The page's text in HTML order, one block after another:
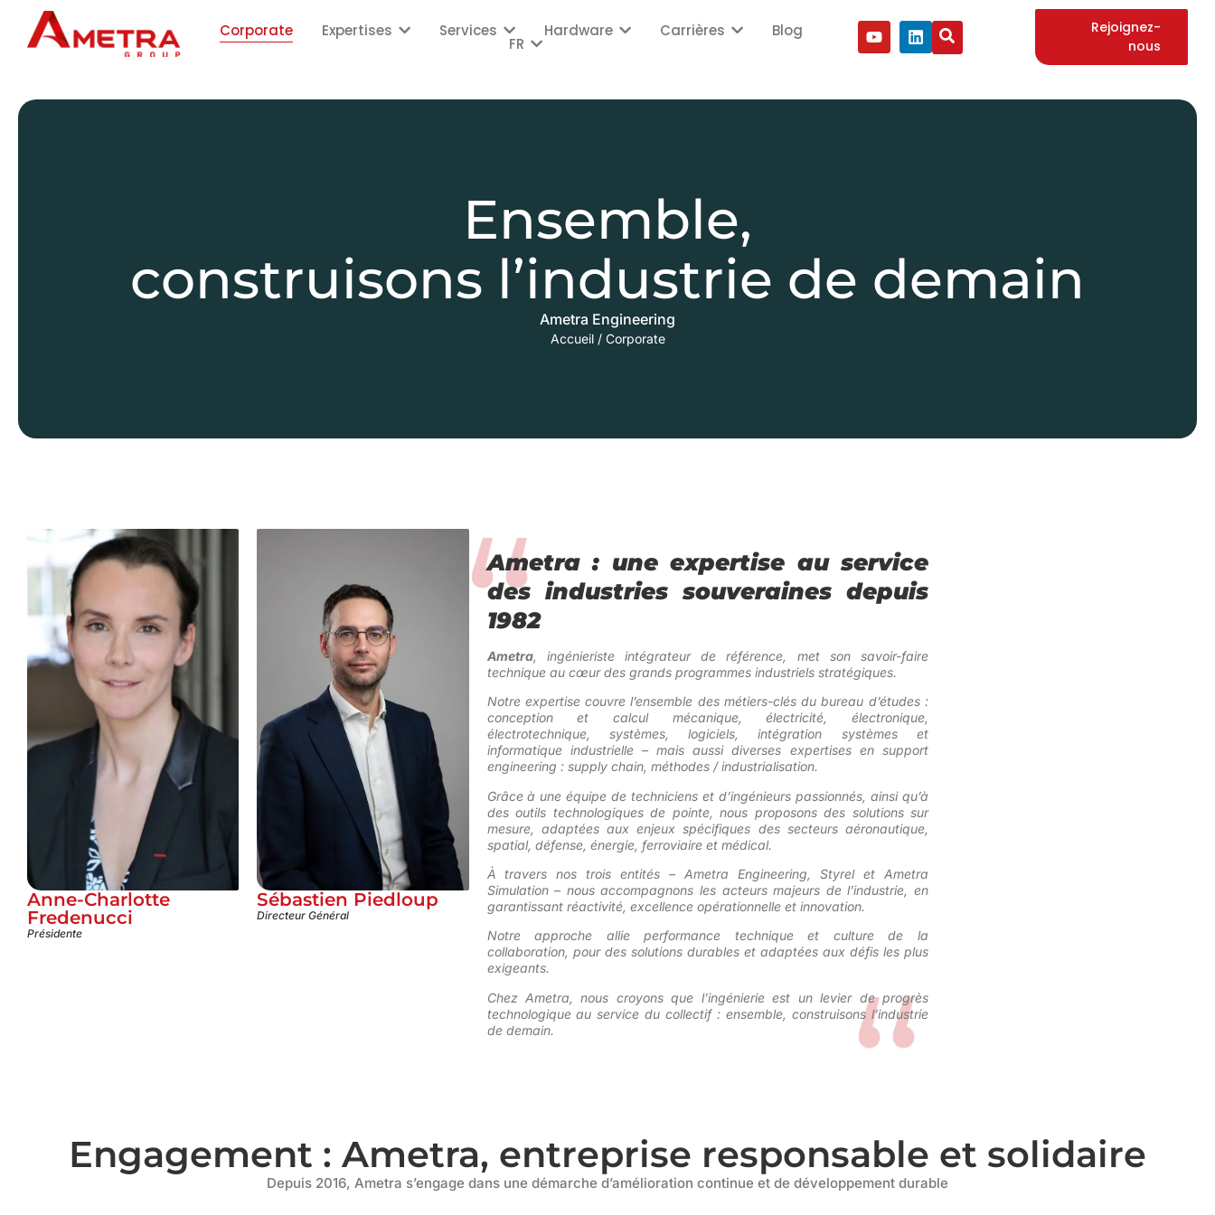
Corporate Expertises Services Hardware Carrières Blog
FR
Rejoignez-
nous
Ensemble,
construisons l’industrie de demain
Ametra Engineering
Accueil / Corporate
Anne-Charlotte
Fredenucci
Présidente
Sébastien Piedloup
Directeur Général
Ametra : une expertise au service
des industries souveraines depuis
1982
Ametra, ingénieriste intégrateur de référence, met son savoir-faire
technique au cœur des grands programmes industriels stratégiques.
Notre expertise couvre l’ensemble des métiers-clés du bureau d’études :
conception et calcul mécanique, électricité, électronique,
électrotechnique, systèmes, logiciels, intégration systèmes et
informatique industrielle –mais aussi diverses expertises en support
engineering : supply chain, méthodes / industrialisation.
Grâce à une équipe de techniciens et d’ingénieurs passionnés, ainsi qu’à
des outils technologiques de pointe, nous proposons des solutions sur
mesure, adaptées aux enjeux spécifiques des secteurs aéronautique,
spatial, défense, énergie, ferroviaire et médical.
À travers nos trois entités – Ametra Engineering, Styrel et Ametra
Simulation – nous accompagnons les acteurs majeurs de l’industrie, en
garantissant réactivité, excellence opérationnelle et innovation.
Notre approche allie performance technique et culture de la
collaboration, pour des solutions durables et adaptées aux défis les plus
exigeants.
Chez Ametra, nous croyons que l’ingénierie est un levier de progrès
technologique au service du collectif: ensemble, construisons l’industrie
de demain.
Engagement : Ametra, entreprise responsable et solidaire
Depuis 2016, Ametra s’engage dans une démarche d’amélioration continue et de développement durable